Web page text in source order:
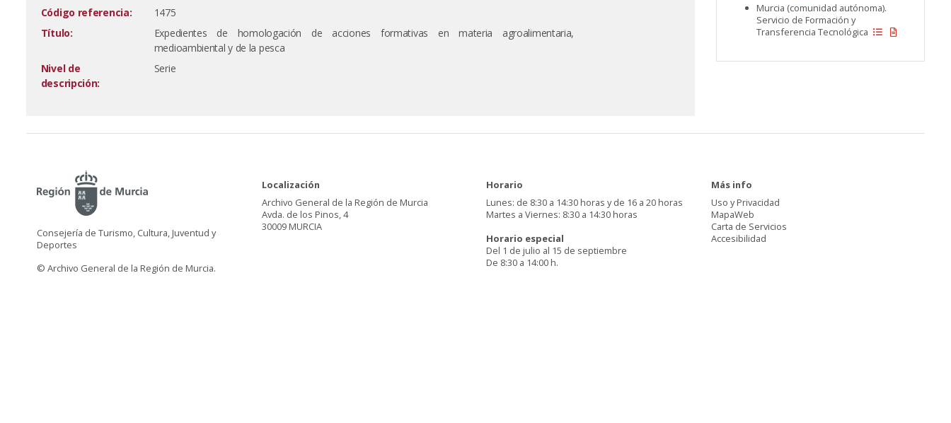
Código referencia:
1475
Título:
Expedientes de homologación de acciones formativas en materia agroalimentaria,
medioambiental y de la pesca
Nivel de
descripción:
Serie
Murcia (comunidad autónoma).
Servicio de Formación y
Transferencia Tecnológica
Consejería de Turismo, Cultura, Juventud y
Deportes
© Archivo General de la Región de Murcia.
Localización
Archivo General de la Región de Murcia
Avda. de los Pinos, 4
30009 MURCIA
Horario
Lunes: de 8:30 a 14:30 horas y de 16 a 20 horas
Martes a Viernes: 8:30 a 14:30 horas
Horario especial
Del 1 de julio al 15 de septiembre
De 8:30 a 14:00 h.
Más info
Uso y Privacidad
MapaWeb
Carta de Servicios
Accesibilidad